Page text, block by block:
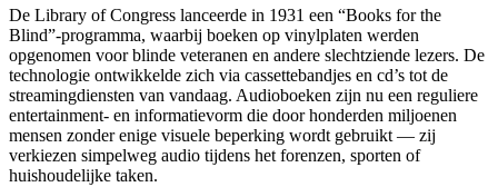
De Library of Congress lanceerde in 1931 een “Books for the
Blind”-programma, waarbij boeken op vinylplaten werden
opgenomen voor blinde veteranen en andere slechtziende lezers. De
technologie ontwikkelde zich via cassettebandjes en cd’s tot de
streamingdiensten van vandaag. Audioboeken zijn nu een reguliere
entertainment- en informatievorm die door honderden miljoenen
mensen zonder enige visuele beperking wordt gebruikt — zij
verkiezen simpelweg audio tijdens het forenzen, sporten of
huishoudelijke taken.